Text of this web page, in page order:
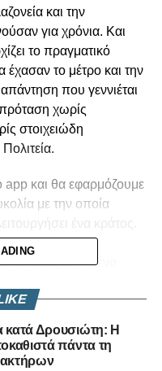
και την
για χρόνια. Και
το πραγματικό
το μέτρο και την
που γεννιέται
πρόταση χωρίς
στοιχειώδη
και θα εφαρμόζουμε
με την οποία
ψηφιακός
— ένα
στο κινητό. Τα
φορολογία, ψηφιακές
stories. Και φυσικά,
δεν
κατά Δρουσιώτη: Η
πάντα τη